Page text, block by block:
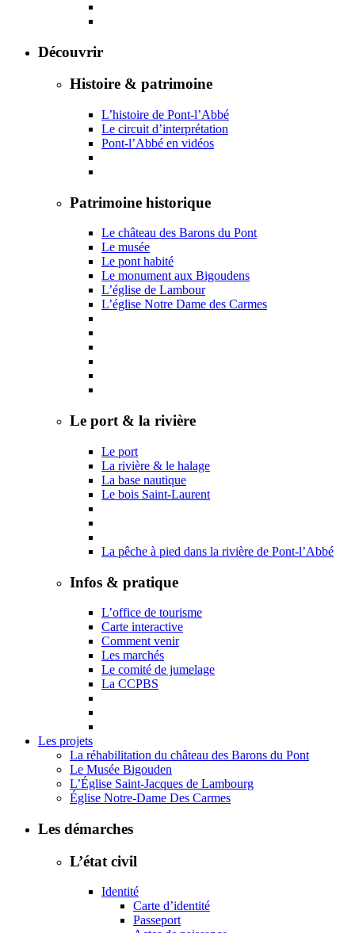
Découvrir
Histoire & patrimoine
L’histoire de Pont-l’Abbé
Le circuit d’interprétation
Pont-l’Abbé en vidéos
Patrimoine historique
Le château des Barons du Pont
Le musée
Le pont habité
Le monument aux Bigoudens
L’église de Lambour
L’église Notre Dame des Carmes
Le port & la rivière
Le port
La rivière & le halage
La base nautique
Le bois Saint-Laurent
La pêche à pied dans la rivière de Pont-l’Abbé
Infos & pratique
L’office de tourisme
Carte interactive
Comment venir
Les marchés
Le comité de jumelage
La CCPBS
Les projets
La réhabilitation du château des Barons du Pont
Le Musée Bigouden
L’Église Saint-Jacques de Lambourg
Église Notre-Dame Des Carmes
Les démarches
L’état civil
Identité
Carte d’identité
Passeport